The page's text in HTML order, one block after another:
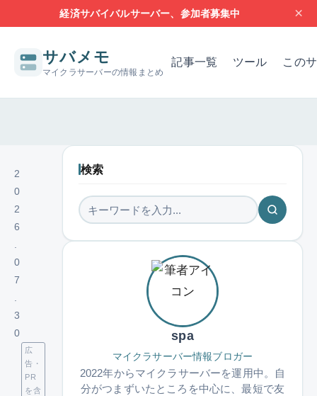
経済サバイバルサーバー、参加者募集中 ×
サバメモ
マイクラサーバーの情報まとめ
記事一覧 ツール この
2
0
2
6
0
7
3
0
広
告・
PR
を含
検索
spa
マイクラサーバー情報ブロガー
2022年からマイクラサーバーを運用中。自
分がつまずいたところを中心に、最短で友